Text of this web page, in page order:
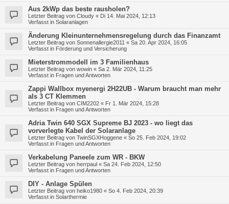
Aus 2kWp das beste rausholen?
Letzter Beitrag von Cloudy « Di 14. Mai 2024, 12:13
Verfasst in Solaranlagen
Änderung Kleinunternehmensregelung durch das Finanzamt
Letzter Beitrag von Sonnenallergie2011 « Sa 20. Apr 2024, 16:05
Verfasst in Förderung und Versicherung
Mieterstrommodell im 3 Familienhaus
Letzter Beitrag von wowin « Sa 2. Mär 2024, 11:25
Verfasst in Fragen und Antworten
Zappi Wallbox myenergi 2H22UB - Warum braucht man mehr
als 3 CT Klemmen
Letzter Beitrag von CIM2202 « Fr 1. Mär 2024, 15:28
Verfasst in Fragen und Antworten
Adria Twin 640 SGX Supreme BJ 2023 - wo liegt das
vorverlegte Kabel der Solaranlage
Letzter Beitrag von TwinSGXHoggene « So 25. Feb 2024, 19:02
Verfasst in Fragen und Antworten
Verkabelung Paneele zum WR - BKW
Letzter Beitrag von herrpaul « Sa 24. Feb 2024, 12:50
Verfasst in Fragen und Antworten
DIY - Anlage Spülen
Letzter Beitrag von heiko1980 « So 4. Feb 2024, 20:39
Verfasst in Solarthermie